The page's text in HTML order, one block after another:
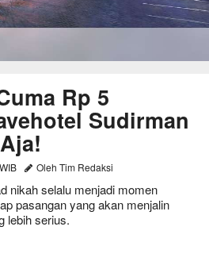
Rp 5
Sudirman
Oleh Tim Redaksi
nikah selalu menjadi momen
pasangan yang akan menjalin
lebih serius.